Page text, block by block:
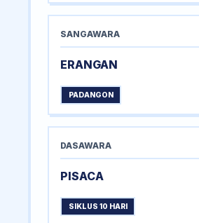
SANGAWARA
ERANGAN
PADANGON
DASAWARA
PISACA
SIKLUS 10 HARI